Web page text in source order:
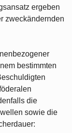
ergeben
zweckändernden
bestimmten
die
sowie die